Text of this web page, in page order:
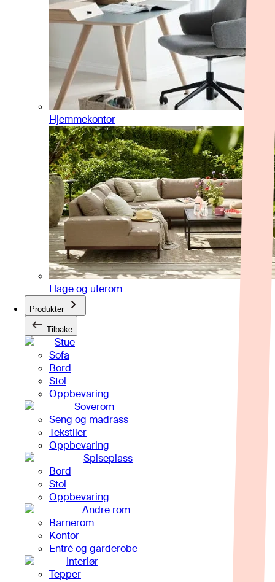
Hjemmekontor
Hage og uterom
Produkter
Tilbake
Stue
Sofa
Bord
Stol
Oppbevaring
Soverom
Seng og madrass
Tekstiler
Oppbevaring
Spiseplass
Bord
Stol
Oppbevaring
Andre rom
Barnerom
Kontor
Entré og garderobe
Interiør
Tepper